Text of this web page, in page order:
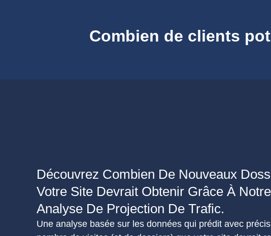
Combien de clients
Découvrez Combien De Nouveaux
Votre Site Devrait Obtenir Grâce À Notre
Analyse De Projection De Trafic.
Une analyse basée sur les données qui prédit avec